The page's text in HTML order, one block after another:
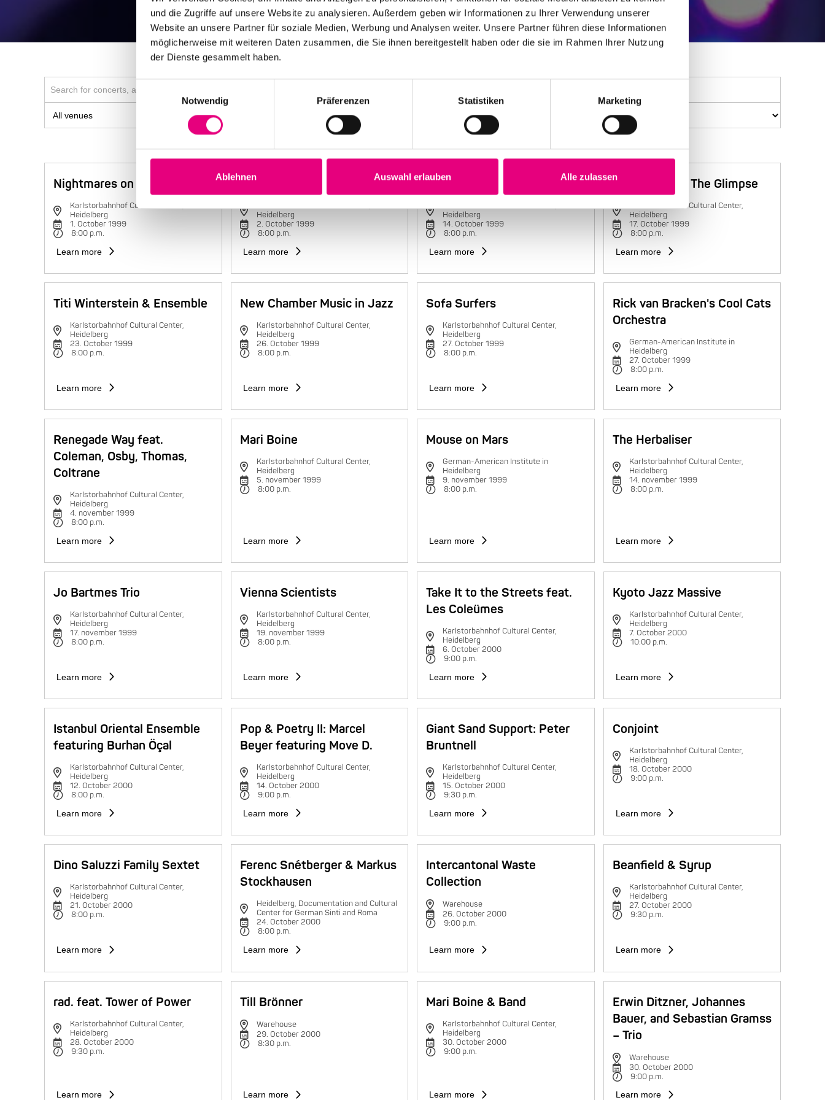
und die Zugriffe auf unsere Website zu analysieren. Außerdem geben wir Informationen zu Ihrer Verwendung unserer
Website an unsere Partner für soziale Medien, Werbung und Analysen weiter. Unsere Partner führen diese Informationen
möglicherweise mit weiteren Daten zusammen, die Sie ihnen bereitgestellt haben oder die sie im Rahmen Ihrer Nutzung
der Dienste gesammelt haben.
Notwendig
Präferenzen Statistiken Marketing
Ablehnen Auswahl erlauben Alle zulassen
Nightmares on Wax
Karlstorbahnhof Cultural Center,
Heidelberg
1. October 1999
8:00 p.m.
Learn more
Charlie Mariano Group
Heidelberg
2. October 1999
8:00 p.m.
Learn more
Maria João Trio
Heidelberg
14. October 1999
8:00 p.m.
Learn more
Trilok Gurtu & The Glimpse
Karlstorbahnhof Cultural Center,
Heidelberg
17. October 1999
8:00 p.m.
Learn more
Titi Winterstein & Ensemble
Karlstorbahnhof Cultural Center,
Heidelberg
23. October 1999
8:00 p.m.
Learn more
New Chamber Music in Jazz
Karlstorbahnhof Cultural Center,
Heidelberg
26. October 1999
8:00 p.m.
Learn more
Sofa Surfers
Karlstorbahnhof Cultural Center,
Heidelberg
27. October 1999
8:00 p.m.
Learn more
Rick van Bracken's Cool Cats
Orchestra
German-American Institute in
Heidelberg
27. October 1999
8:00 p.m.
Learn more
Renegade Way feat.
Coleman, Osby, Thomas,
Coltrane
Karlstorbahnhof Cultural Center,
Heidelberg
4. november 1999
8:00 p.m.
Learn more
Mari Boine
Karlstorbahnhof Cultural Center,
Heidelberg
5. november 1999
8:00 p.m.
Learn more
Mouse on Mars
German-American Institute in
Heidelberg
9. november 1999
8:00 p.m.
Learn more
The Herbaliser
Karlstorbahnhof Cultural Center,
Heidelberg
14. november 1999
8:00 p.m.
Learn more
Jo Bartmes Trio
Karlstorbahnhof Cultural Center,
Heidelberg
17. november 1999
8:00 p.m.
Learn more
Vienna Scientists
Karlstorbahnhof Cultural Center,
Heidelberg
19. november 1999
8:00 p.m.
Learn more
Take It to the Streets feat.
Les Coleümes
Karlstorbahnhof Cultural Center,
Heidelberg
6. October 2000
9:00 p.m.
Learn more
Kyoto Jazz Massive
Karlstorbahnhof Cultural Center,
Heidelberg
7. October 2000
10:00 p.m.
Learn more
Istanbul Oriental Ensemble
featuring Burhan Öçal
Karlstorbahnhof Cultural Center,
Heidelberg
12. October 2000
8:00 p.m.
Learn more
Pop & Poetry II: Marcel
Beyer featuring Move D.
Karlstorbahnhof Cultural Center,
Heidelberg
14. October 2000
9:00 p.m.
Learn more
Giant Sand Support: Peter
Bruntnell
Karlstorbahnhof Cultural Center,
Heidelberg
15. October 2000
9:30 p.m.
Learn more
Conjoint
Karlstorbahnhof Cultural Center,
Heidelberg
18. October 2000
9:00 p.m.
Learn more
Dino Saluzzi Family Sextet
Karlstorbahnhof Cultural Center,
Heidelberg
21. October 2000
8:00 p.m.
Learn more
Ferenc Snétberger & Markus
Stockhausen
Heidelberg, Documentation and Cultural
Center for German Sinti and Roma
24. October 2000
8:00 p.m.
Learn more
Intercantonal Waste
Collection
Warehouse
26. October 2000
9:00 p.m.
Learn more
Beanfield & Syrup
Karlstorbahnhof Cultural Center,
Heidelberg
27. October 2000
9:30 p.m.
Learn more
rad. feat. Tower of Power
Karlstorbahnhof Cultural Center,
Heidelberg
28. October 2000
9:30 p.m.
Learn more
Till Brönner
Warehouse
29. October 2000
8:30 p.m.
Learn more
Mari Boine & Band
Karlstorbahnhof Cultural Center,
Heidelberg
30. October 2000
9:00 p.m.
Learn more
Erwin Ditzner, Johannes
Bauer, and Sebastian Gramss
– Trio
Warehouse
30. October 2000
9:00 p.m.
Learn more